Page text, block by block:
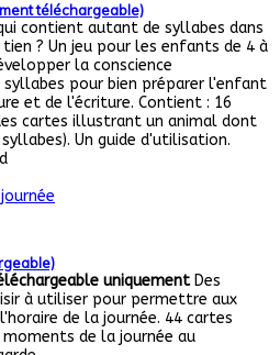
téléchargeable)
contient autant de syllabes dans
? Un jeu pour les enfants de 4 à
la conscience
syllabes pour bien préparer l'enfant
et de l'écriture. Contient : 16
cartes illustrant un animal dont
Un guide d'utilisation.
uniquementDes
à utiliser pour permettre aux
de la journée. 44 cartes
de la journée au